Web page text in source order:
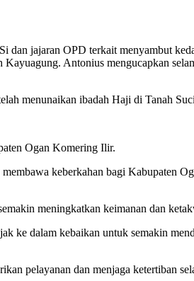
jajaran OPD terkait menyambut
Antonius mengucapkan
menunaikan ibadah Haji di Tanah
Ogan Komering Ilir.
keberkahan bagi Kabupaten
meningkatkan keimanan dan
ke dalam kebaikan untuk semakin
pelayanan dan menjaga ketertiban